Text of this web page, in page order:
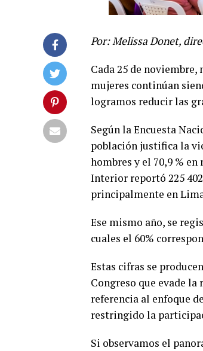
Por: Melissa Donet,
Cada 25 de
mujeres continúan
logramos reducir las
Según la Encuesta
población justifica la
hombres y el 70,9 %
Interior reportó 225
principalmente en Lima
Ese mismo año, se
cuales el 60%
Estas cifras se
Congreso que evade
referencia al enfoque
restringido la
Si observamos el